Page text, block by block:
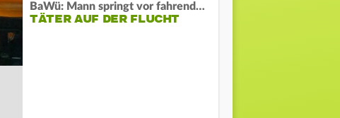
BaWü: Mann springt vor fahrendes Auto und schießt
TÄTER AUF DER FLUCHT